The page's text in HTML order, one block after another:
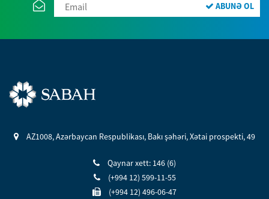
ABUNƏ OL
AZ1008, Azərbaycan Respublikası, Bakı şəhəri, Xətai prospekti, 49
Qaynar xett: 146 (6)
(+994 12) 599-11-55
(+994 12) 496-06-47